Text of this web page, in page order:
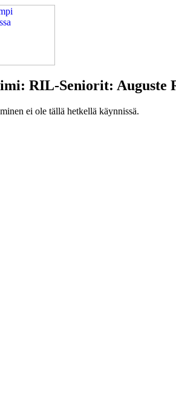
RIL-Seniorit: Auguste
ei ole tällä hetkellä käynnissä.